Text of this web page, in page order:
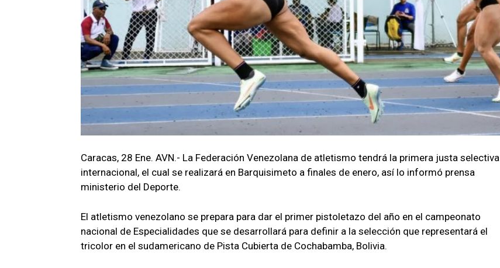
Caracas, 28 Ene. AVN.- La Federación Venezolana de atletismo tendrá la primera justa selectiva
internacional, el cual se realizará en Barquisimeto a finales de enero, así lo informó prensa
ministerio del Deporte.
El atletismo venezolano se prepara para dar el primer pistoletazo del año en el campeonato
nacional de Especialidades que se desarrollará para definir a la selección que representará el
tricolor en el sudamericano de Pista Cubierta de Cochabamba, Bolivia.